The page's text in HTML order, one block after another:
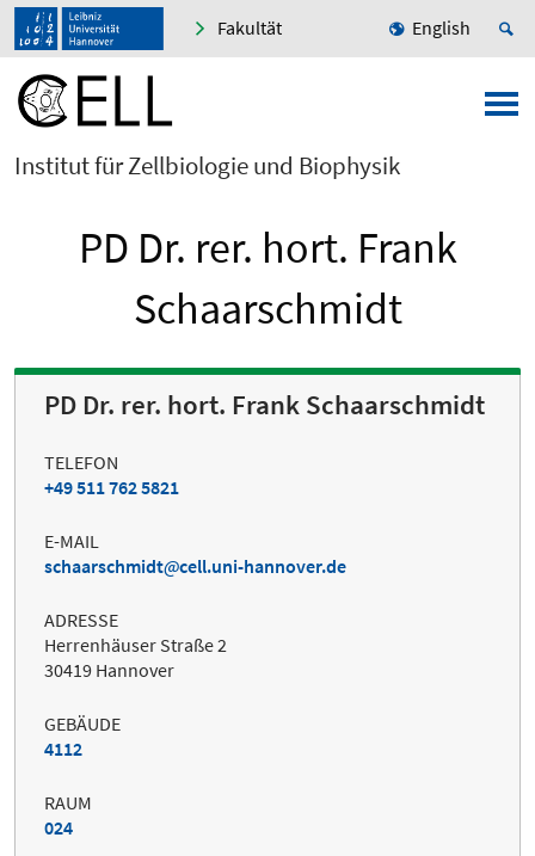
Fakultät English
Institut für Zellbiologie und Biophysik
PD Dr. rer. hort. Frank
Schaarschmidt
PD Dr. rer. hort. Frank Schaarschmidt
TELEFON
+49 511 762 5821
E-MAIL
schaarschmidt
cell.uni-hannover.de
ADRESSE
Herrenhäuser Straße 2
30419 Hannover
GEBÄUDE
4112
RAUM
024